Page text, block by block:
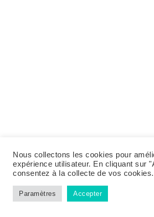
Nous collectons les cookies pour
expérience utilisateur. En cliquant sur
consentez à la collecte de vos cookies.
Paramètres Accepter